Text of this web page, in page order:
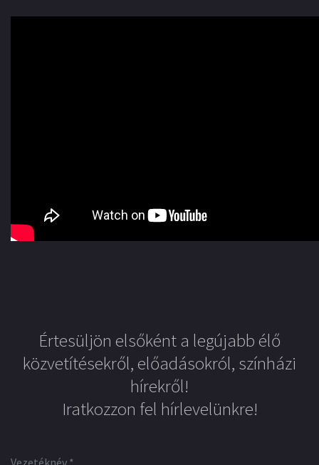
Értesüljön elsőként a legújabb élő
közvetítésekről, előadásokról, színházi
hírekről!
Iratkozzon fel hírlevelünkre!